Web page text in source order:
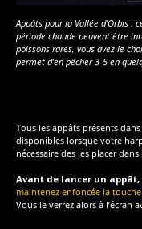
Appâts pour la Vallée d’Orbis :
période chaude peuvent être
poissons rares, vous avez le
permet d’en pêcher 3-5 en
Tous les appâts présents
disponibles lorsque votre
nécessaire des les placer
Avant de lancer un
maintenez enfoncée la
Vous le verrez alors à l’écran